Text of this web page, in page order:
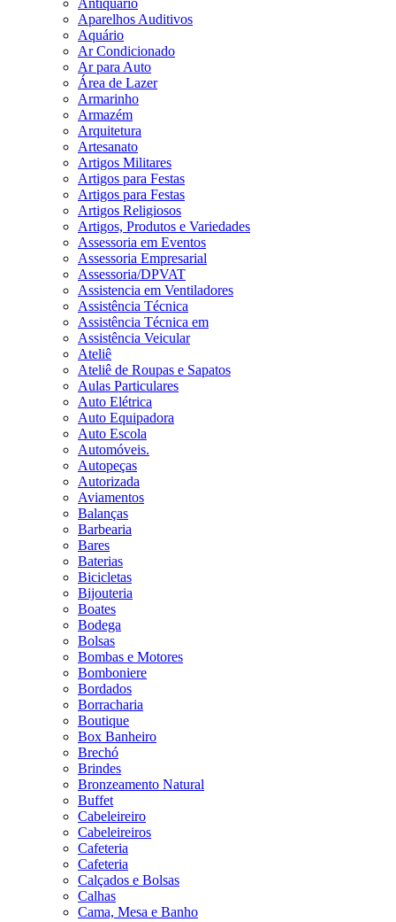
Antiquário
Aparelhos Auditivos
Aquário
Ar Condicionado
Ar para Auto
Área de Lazer
Armarinho
Armazém
Arquitetura
Artesanato
Artigos Militares
Artigos para Festas
Artigos para Festas
Artigos Religiosos
Artigos, Produtos e Variedades
Assessoria em Eventos
Assessoria Empresarial
Assessoria/DPVAT
Assistencia em Ventiladores
Assistência Técnica
Assistência Técnica em
Assistência Veicular
Ateliê
Ateliê de Roupas e Sapatos
Aulas Particulares
Auto Elétrica
Auto Equipadora
Auto Escola
Automóveis.
Autopeças
Autorizada
Aviamentos
Balanças
Barbearia
Bares
Baterias
Bicicletas
Bijouteria
Boates
Bodega
Bolsas
Bombas e Motores
Bomboniere
Bordados
Borracharia
Boutique
Box Banheiro
Brechó
Brindes
Bronzeamento Natural
Buffet
Cabeleireiro
Cabeleireiros
Cafeteria
Cafeteria
Calçados e Bolsas
Calhas
Cama, Mesa e Banho